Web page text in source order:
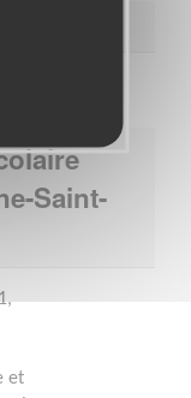
Saint-
et